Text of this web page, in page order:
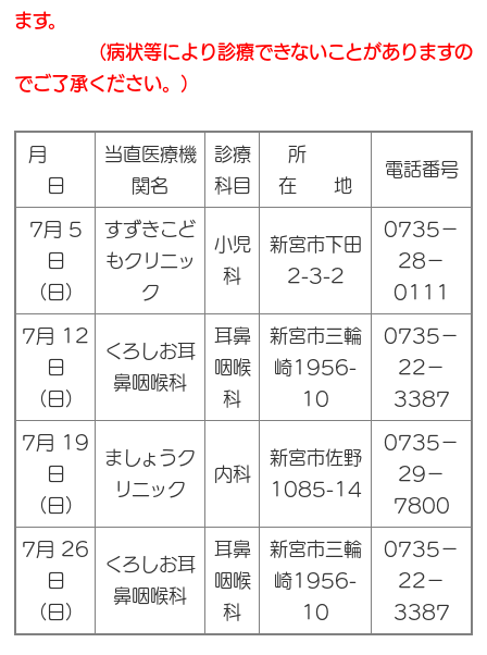
ます。
（病状等により診療できないことがありますの
でご了承ください。）
月
日
当直医療機
関名
診療
科目
所
在 地
電話番号
7月 5
日
（日）
すずきこど
もクリニッ
ク
小児
科
新宮市下田
2-3-2
0735－
28－
0111
7月 12
日
（日）
くろしお耳
鼻咽喉科
耳鼻
咽喉
科
新宮市三輪
崎1956-
10
0735－
22－
3387
7月 19
日
（日）
ましょうク
リニック
内科
新宮市佐野
1085-14
0735－
29－
7800
7月 26
日
（日）
くろしお耳
鼻咽喉科
耳鼻
咽喉
科
新宮市三輪
崎1956-
10
0735－
22－
3387